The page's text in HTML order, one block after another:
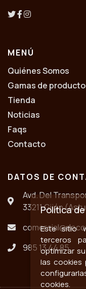
MENÚ
Quiénes Somos
Gamas de producto
Tienda
Noticias
Faqs
Contacto
DATOS DE
Avd. Del
33211 Gijón
985 13 44 85
Política
Este sitio
terceros
optimizar
las cookies
cookies.